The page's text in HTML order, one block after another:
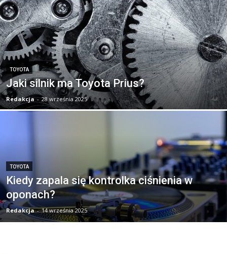
TOYOTA
Jaki silnik ma Toyota Prius?
Redakcja - 28 września 2025
TOYOTA
Kiedy zapala się kontrolka ciśnienia w
oponach?
Redakcja - 14 września 2025